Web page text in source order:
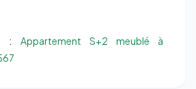
: Appartement S+2 meublé à